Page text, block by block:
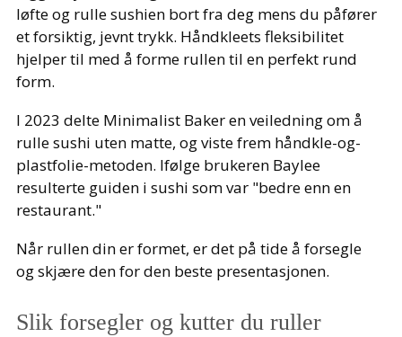
løfte og rulle sushien bort fra deg mens du påfører
et forsiktig, jevnt trykk. Håndkleets fleksibilitet
hjelper til med å forme rullen til en perfekt rund
form.
I 2023 delte Minimalist Baker en veiledning om å
rulle sushi uten matte, og viste frem håndkle-og-
plastfolie-metoden. Ifølge brukeren Baylee
resulterte guiden i sushi som var "bedre enn en
restaurant."
Når rullen din er formet, er det på tide å forsegle
og skjære den for den beste presentasjonen.
Slik forsegler og kutter du ruller